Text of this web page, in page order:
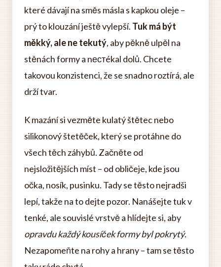
které dávají na směs másla s kapkou oleje –
prý to klouzání ještě vylepší. Tuk má být
měkký, ale ne tekutý, aby pěkně ulpěl na
stěnách formy a nестékal dolů. Chcete
takovou konzistenci, že se snadno roztírá, ale
drží tvar.
K mazání si vezměte kulatý štětec nebo
silikonový štetěček, který se protáhne do
všech těch záhybů. Začněte od
nejsložitějších míst – od obličeje, kde jsou
očka, nosík, pusinku. Tady se těsto nejradši
lepí, takže na to dejte pozor. Nanášejte tuk v
tenké, ale souvislé vrstvě a hlídejte si, aby
opravdu každý kousíček formy byl pokrytý.
Nezapomeňte na rohy a hrany – tam se těsto